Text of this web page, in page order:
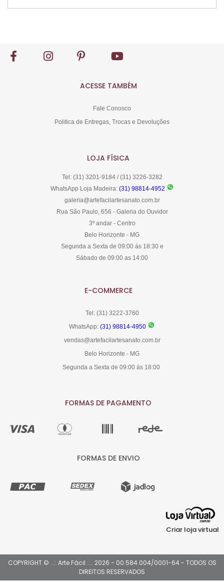
ACESSE TAMBÉM
Fale Conosco
Politica de Entregas, Trocas e Devoluções
LOJA FÍSICA
Tel: (31) 3201-9184 / (31) 3226-3282
WhatsApp Loja Madeira: (31) 98814-4952
galeria@artefacilartesanato.com.br
Rua São Paulo, 656 - Galeria do Ouvidor
3º andar - Centro
Belo Horizonte - MG
Segunda a Sexta de 09:00 ás 18:30 e
Sábado de 09:00 as 14:00
E-COMMERCE
Tel: (31) 3222-3760
WhatsApp: (31) 98814-4950
vendas@artefacilartesanato.com.br
Belo Horizonte - MG
Segunda a Sexta de 09:00 ás 18:00
FORMAS DE PAGAMENTO
FORMAS DE ENVIO
Criar loja virtual
COPYRIGHT © ..:: Arte Fácil ::.. 2026 - 00.584.004/0001-64 - TODOS OS
DIREITOS RESERVADOS